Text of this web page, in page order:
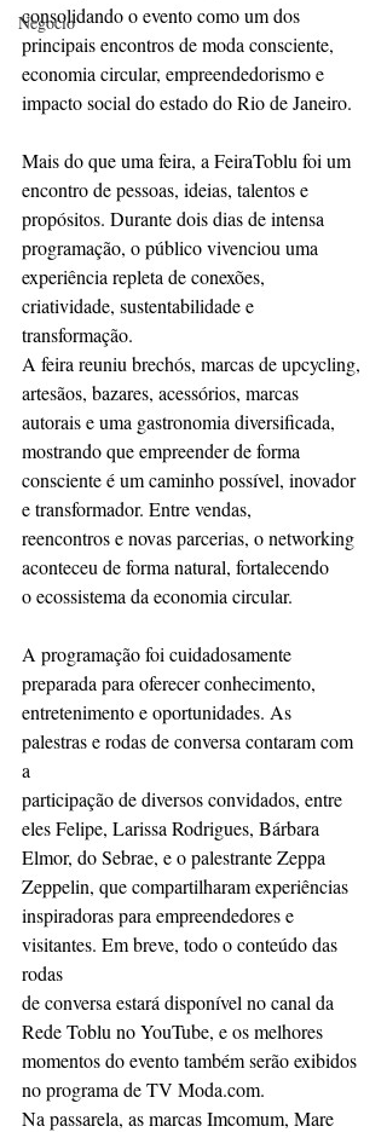
Negocio
consolidando o evento como um dos
principais encontros de moda consciente,
economia circular, empreendedorismo e
impacto social do estado do Rio de Janeiro.
Mais do que uma feira, a FeiraToblu foi um
encontro de pessoas, ideias, talentos e
propósitos. Durante dois dias de intensa
programação, o público vivenciou uma
experiência repleta de conexões,
criatividade, sustentabilidade e
transformação.
A feira reuniu brechós, marcas de upcycling,
artesãos, bazares, acessórios, marcas
autorais e uma gastronomia diversificada,
mostrando que empreender de forma
consciente é um caminho possível, inovador
e transformador. Entre vendas,
reencontros e novas parcerias, o networking
aconteceu de forma natural, fortalecendo
o ecossistema da economia circular.
A programação foi cuidadosamente
preparada para oferecer conhecimento,
entretenimento e oportunidades. As
palestras e rodas de conversa contaram com
a
participação de diversos convidados, entre
eles Felipe, Larissa Rodrigues, Bárbara
Elmor, do Sebrae, e o palestrante Zeppa
Zeppelin, que compartilharam experiências
inspiradoras para empreendedores e
visitantes. Em breve, todo o conteúdo das
rodas
de conversa estará disponível no canal da
Rede Toblu no YouTube, e os melhores
momentos do evento também serão exibidos
no programa de TV Moda.com.
Na passarela, as marcas Imcomum, Mare